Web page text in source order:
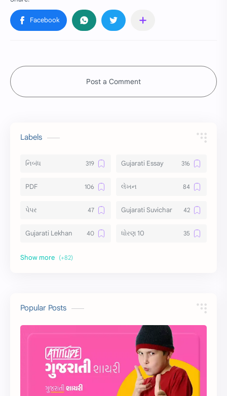
Post a Comment
Labels
નિબંધ Gujarati Essay
PDF લેખન
પેપર Gujarati Suvichar
Gujarati Lekhan ધોરણ 10
અર્થ વિસ્તાર
10 વાક્યો
સુવિચાર Gujarati Vyakaran
આરતી
અહેવાલ લેખન શુભેચ્છા સંદેશ
Popular Posts